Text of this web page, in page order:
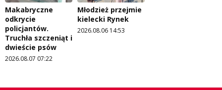
Makabryczne
odkrycie
policjantów.
Truchła szczeniąt i
dwieście psów
2026.08.07 07:22
Młodzież przejmie
kielecki Rynek
2026.08.06 14:53